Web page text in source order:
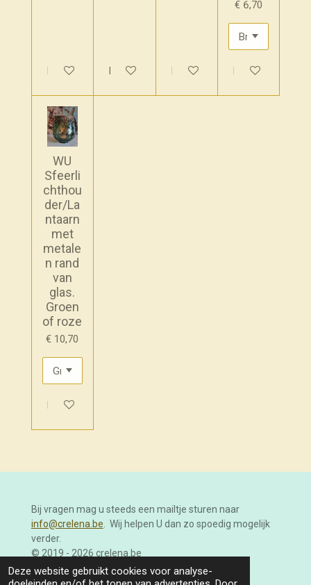
Deze website gebruikt cookies voor analyse-
In winkelwagenIn winkelwagenIn winkelwagen
€ 6,70
In winkelwagen
WU
Sfeerli
chthou
der/La
ntaarn
met
metale
n rand
van
glas.
Groen
of roze
€ 10,70
In winkelwagen
Bij vragen mag u steeds een mailtje sturen naar
info@crelena.be. Wij helpen U dan zo spoedig mogelijk
verder.
© 2019 - 2026 crelena.be
Powered byJouwWeb